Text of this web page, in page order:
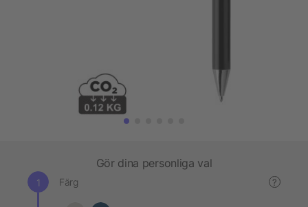
Gör dina personliga val
Färg ?